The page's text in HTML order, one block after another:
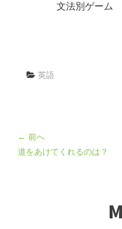
文法別ゲーム
英語
← 前へ
道をあけてくれるのは？